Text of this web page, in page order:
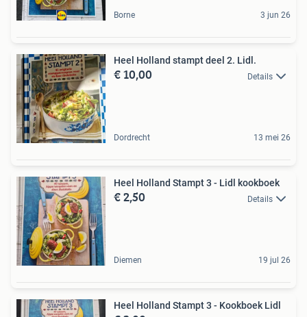
Borne 3 jun 26
Heel Holland stampt deel 2. Lidl.
€ 10,00 Details
Dordrecht 13 mei 26
Heel Holland Stampt 3 - Lidl kookboek
€ 2,50 Details
Diemen 19 jul 26
Heel Holland Stampt 3 - Kookboek Lidl